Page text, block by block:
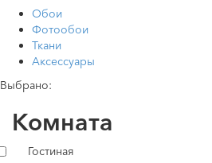
Обои
Фотообои
Ткани
Аксессуары
Выбрано:
Комната
Гостиная